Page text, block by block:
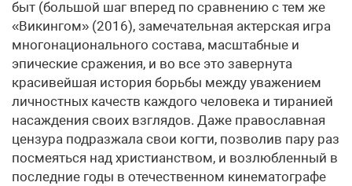
быт (большой шаг вперед по сравнению с тем же
«Викингом» (2016), замечательная актерская игра
многонационального состава, масштабные и
эпические сражения, и во все это завернута
красивейшая история борьбы между уважением
личностных качеств каждого человека и тиранией
насаждения своих взглядов. Даже православная
цензура подразжала свои когти, позволив пару раз
посмеяться над христианством, и возлюбленный в
последние годы в отечественном кинематографе